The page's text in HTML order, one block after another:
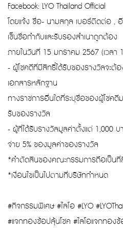
Facebook: LYO Thailand Official
โดยแจ้ง ชื่อ- นามสกุล เบอร์ติดต่อ ,
เซ็นชื่อกำกับและรับรองสำเนาถูกต้อง
ภายในวันที่ 15 มกราคม 2567 (เวลา
- ผู้โชคดีที่มีสิทธิ์ได้รับของรางวัลจะต้
เอกสารหลักฐาน
ทางราชการอื่นใดที่ระบุชื่อของผู้โชค
รับของรางวัล
- ผู้ที่ได้รับรางวัลมูลค่าตั้งแต่ 1,000
จ่าย 5% ของมูลค่าของรางวัล
*คำตัดสินของคณะกรรมการถือเป็น
*เงื่อนไขเป็นไปตามที่บริษัทกำหนด
#กิจกรรมพิเศษ #ไลโอ #LYO
#แจกทองช้อปลุ้นโชค #ไลโอแจกทอง